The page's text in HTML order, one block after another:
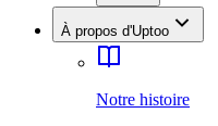
À propos d'Uptoo
Notre histoire